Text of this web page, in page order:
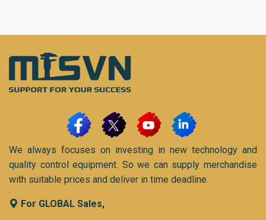
We always focuses on investing in new technology and
quality control equipment. So we can supply merchandise
with suitable prices and deliver in time deadline.
For GLOBAL Sales,